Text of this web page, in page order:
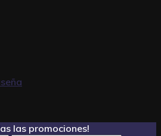
las promociones!